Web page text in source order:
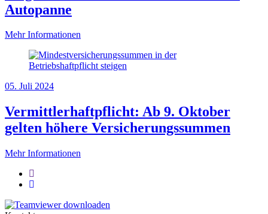
Autopanne
Mehr Informationen
05. Juli 2024
Vermittlerhaftpflicht: Ab 9. Oktober
gelten höhere Versicherungssummen
Mehr Informationen